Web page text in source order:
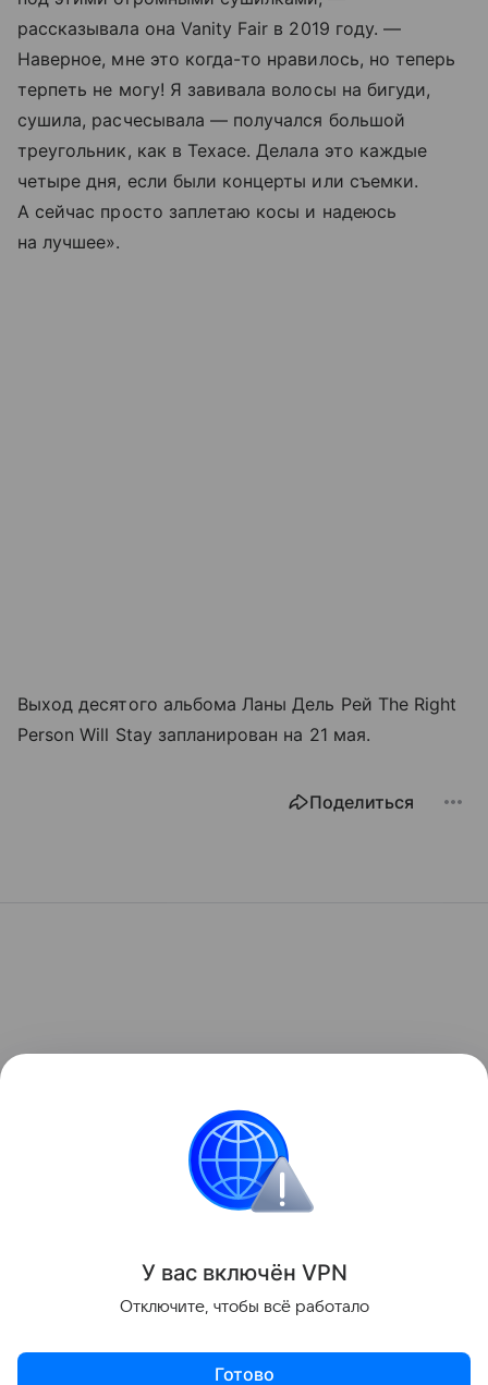
рассказывала она Vanity Fair в 2019 году. —
Наверное, мне это когда-то нравилось, но теперь
терпеть не могу! Я завивала волосы на бигуди,
сушила, расчесывала — получался большой
треугольник, как в Техасе. Делала это каждые
четыре дня, если были концерты или съемки.
А сейчас просто заплетаю косы и надеюсь
на лучшее».
Выход десятого альбома Ланы Дель Рей The Right
Person Will Stay запланирован на 21 мая.
Поделиться
У вас включён VPN
Отключите, чтобы всё работало
Готово